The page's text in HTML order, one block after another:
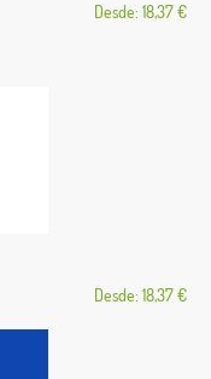
Desde: 18,37 €
Desde: 18,37 €